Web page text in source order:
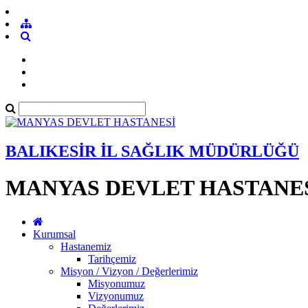
BALIKESİR İL SAĞLIK MÜDÜRLÜĞÜ
MANYAS DEVLET
Kurumsal
Hastanemiz
Tarihçemiz
Misyon / Vizyon / Değerlerimiz
Misyonumuz
Vizyonumuz